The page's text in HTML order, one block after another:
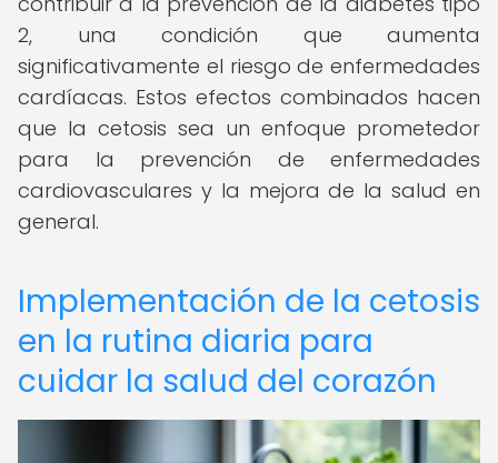
2, una condición que aumenta
significativamente el riesgo de enfermedades
cardíacas. Estos efectos combinados hacen
que la cetosis sea un enfoque prometedor
para la prevención de enfermedades
cardiovasculares y la mejora de la salud en
general.
Implementación de la cetosis
en la rutina diaria para
cuidar la salud del corazón